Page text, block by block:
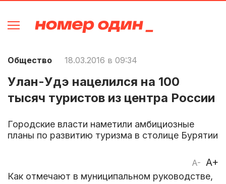
Общество 18.03.2016 в 09:34
Улан-Удэ нацелился на 100
тысяч туристов из центра России
Городские власти наметили амбициозные
планы по развитию туризма в столице Бурятии
A- A+
Как отмечают в муниципальном руководстве,